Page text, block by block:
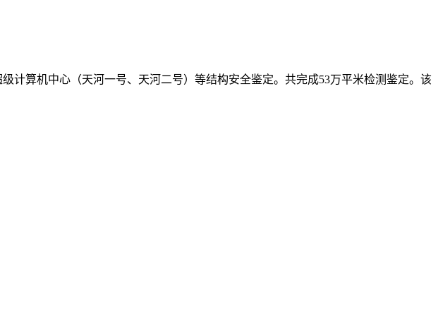
计算机中心（天河一号、天河二号）等结构安全鉴定。共完成53万平米检测鉴定。该